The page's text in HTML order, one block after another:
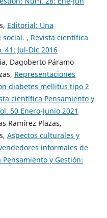
Editorial: Una
, Revista científica
41: Jul-Dic 2016
Dagoberto Páramo
Representaciones
diabetes mellitus tipo 2
científica Pensamiento y
50 Enero-Junio 2021
Ramírez Plazas,
Aspectos culturales y
informales de
y Gestión: